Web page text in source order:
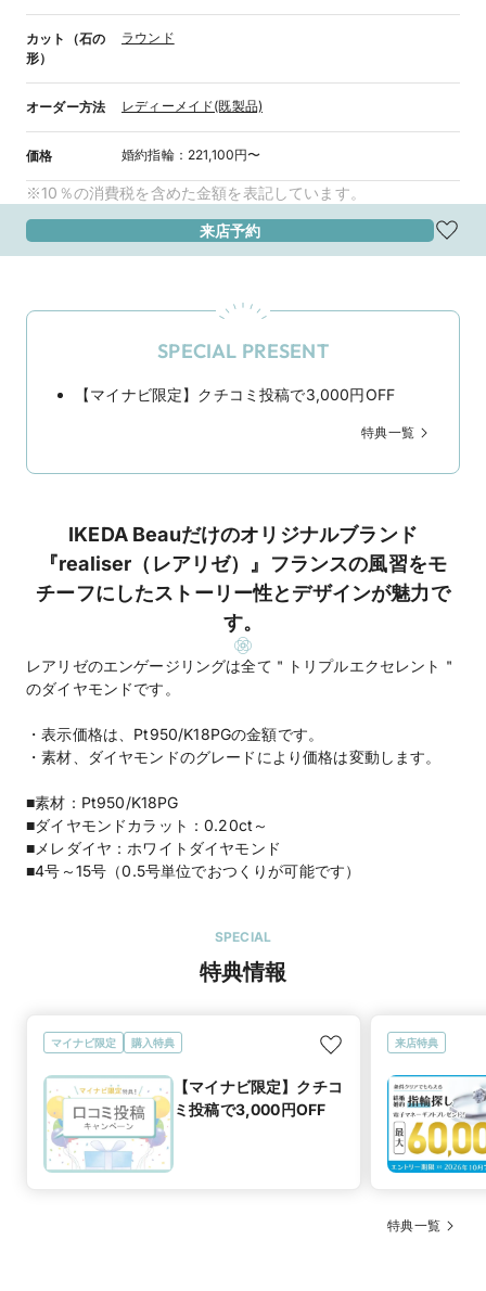
カット（石の
形）
ラウンド
オーダー方法 レディーメイド(既製品)
価格 婚約指輪： 221,100円〜
※10％の消費税を含めた金額を表記しています。
来店予約
SPECIAL PRESENT
【マイナビ限定】クチコミ投稿で3,000円OFF
特典一覧
IKEDA Beauだけのオリジナルブランド
『realiser（レアリゼ）』フランスの風習をモ
チーフにしたストーリー性とデザインが魅力で
す。
レアリゼのエンゲージリングは全て＂トリプルエクセレント＂
のダイヤモンドです。
・表示価格は、Pt950/K18PGの金額です。
・素材、ダイヤモンドのグレードにより価格は変動します。
■素材：Pt950/K18PG
■ダイヤモンドカラット：0.20ct～
■メレダイヤ：ホワイトダイヤモンド
■4号～15号（0.5号単位でおつくりが可能です）
SPECIAL
特典情報
マイナビ限定 購入特典
【マイナビ限定】クチコ
ミ投稿で3,000円OFF
来店特典
特典一覧